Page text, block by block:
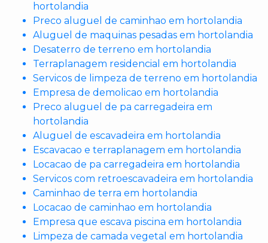
hortolandia
Preco aluguel de caminhao em hortolandia
Aluguel de maquinas pesadas em hortolandia
Desaterro de terreno em hortolandia
Terraplanagem residencial em hortolandia
Servicos de limpeza de terreno em hortolandia
Empresa de demolicao em hortolandia
Preco aluguel de pa carregadeira em
hortolandia
Aluguel de escavadeira em hortolandia
Escavacao e terraplanagem em hortolandia
Locacao de pa carregadeira em hortolandia
Servicos com retroescavadeira em hortolandia
Caminhao de terra em hortolandia
Locacao de caminhao em hortolandia
Empresa que escava piscina em hortolandia
Limpeza de camada vegetal em hortolandia